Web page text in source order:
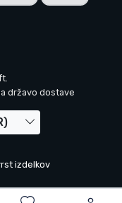
državo dostave
izdelkov